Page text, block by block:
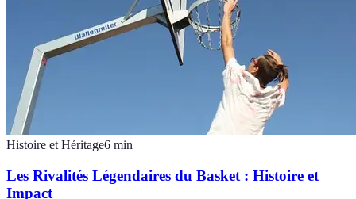
Histoire et Héritage6 min
Les Rivalités Légendaires du Basket : Histoire et
Impact